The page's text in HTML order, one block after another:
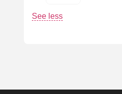
See less